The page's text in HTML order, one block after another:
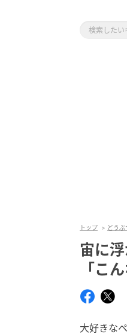
トップ どうぶ
宙に
「こ
大好きな